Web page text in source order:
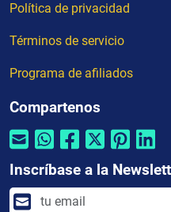
Política de privacidad
Términos de servicio
Programa de afiliados
Compartenos
Inscríbase a la